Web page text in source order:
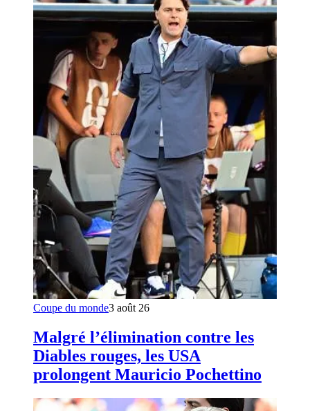
Coupe du monde3 août 26
Malgré l’élimination contre les
Diables rouges, les USA
prolongent Mauricio Pochettino